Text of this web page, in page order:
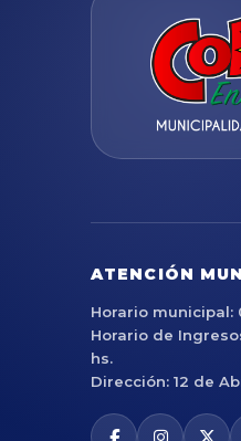
ATENCIÓN
Horario municipal:
Horario de
hs.
Dirección: 12 de